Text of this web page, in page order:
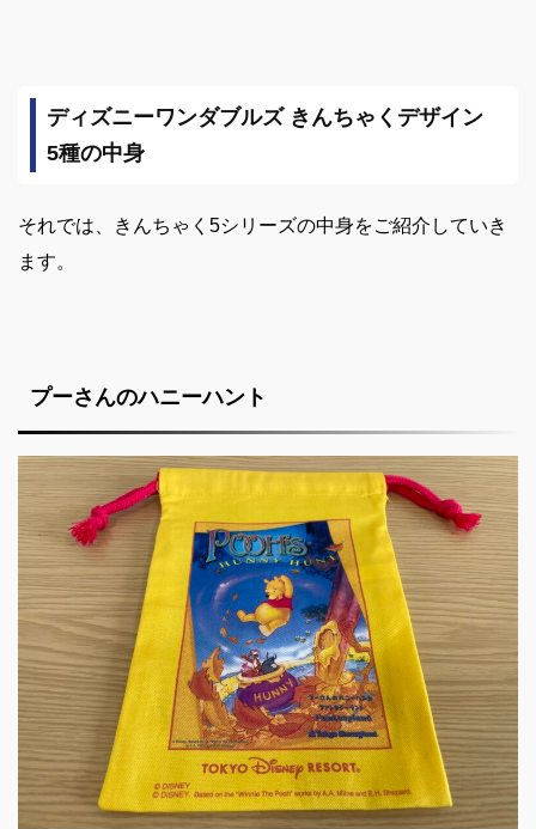
ディズニーワンダブルズ きんちゃくデザイン
5種の中身
それでは、きんちゃく5シリーズの中身をご紹介していき
ます。
プーさんのハニーハント